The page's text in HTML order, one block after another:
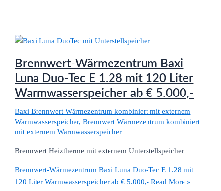
Brennwert-Wärmezentrum Baxi
Luna Duo-Tec E 1.28 mit 120 Liter
Warmwasserspeicher ab € 5.000,-
Baxi Brennwert Wärmezentrum kombiniert mit externem
Warmwasserspeicher,Brennwert Wärmezentrum kombiniert
mit externem Warmwasserspeicher
Brennwert Heiztherme mit externem Unterstellspeicher
Brennwert-Wärmezentrum Baxi Luna Duo-Tec E 1.28 mit
120 Liter Warmwasserspeicher ab € 5.000,- Read More »